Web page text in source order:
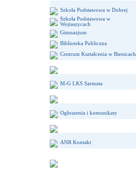
Szkoła Podstawowa w Dobrej
Szkoła Podstawowa w
Wojtaszycach
Gimnazjum
Biblioteka Publiczna
Centrum Kształcenia w Bienicach
M-G LKS Sarmata
Ogłoszenia i komunikaty
ANR Kontakt